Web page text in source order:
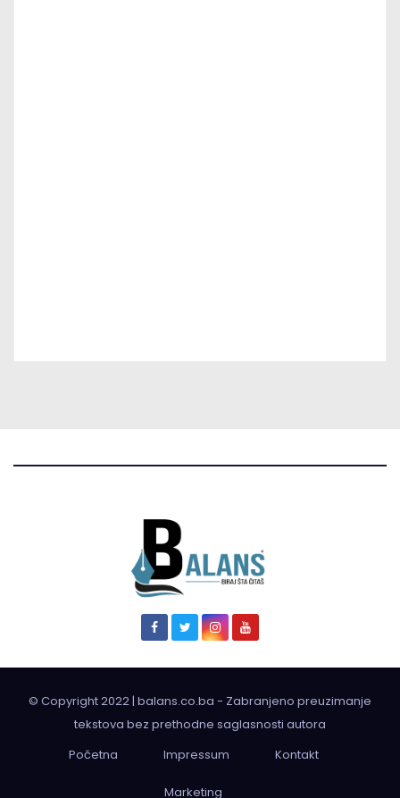
© Copyright 2022 | balans.co.ba - Zabranjeno preuzimanje
tekstova bez prethodne saglasnosti autora
Početna
Impressum Kontakt
Marketing